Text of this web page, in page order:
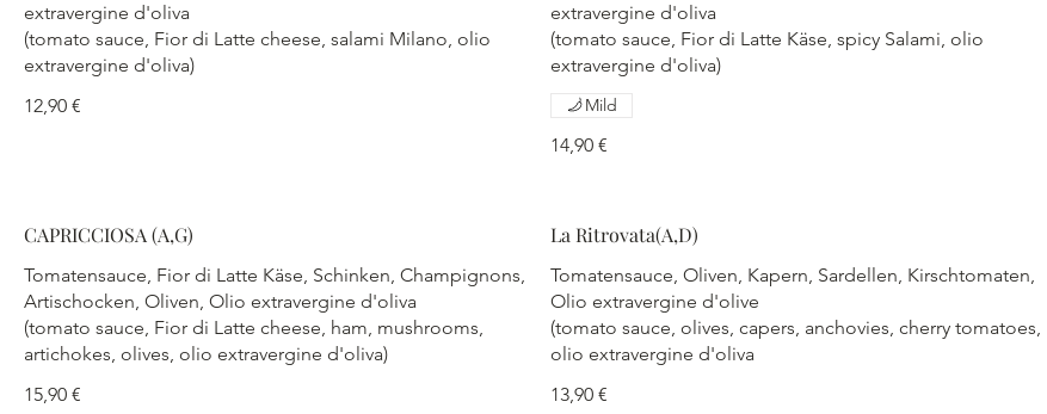
extravergine d'oliva
(tomato sauce, Fior di Latte cheese, salami Milano, olio
extravergine d'oliva)
12,90 €
extravergine d'oliva
(tomato sauce, Fior di Latte Käse, spicy Salami, olio
extravergine d'oliva)
14,90 €
Mild
CAPRICCIOSA (A,G)
Tomatensauce, Fior di Latte Käse, Schinken, Champignons,
Artischocken, Oliven, Olio extravergine d'oliva
(tomato sauce, Fior di Latte cheese, ham, mushrooms,
artichokes, olives, olio extravergine d'oliva)
15,90 €
La Ritrovata(A,D)
Tomatensauce, Oliven, Kapern, Sardellen, Kirschtomaten,
Olio extravergine d'olive
(tomato sauce, olives, capers, anchovies, cherry tomatoes,
olio extravergine d'oliva
13,90 €